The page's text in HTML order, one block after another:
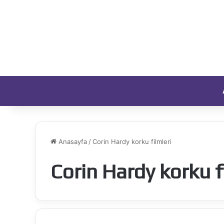
Anasayfa / Corin Hardy korku filmleri
Corin Hardy korku